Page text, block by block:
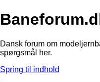
Dansk forum om
spørgsmål her.
Spring til indhold